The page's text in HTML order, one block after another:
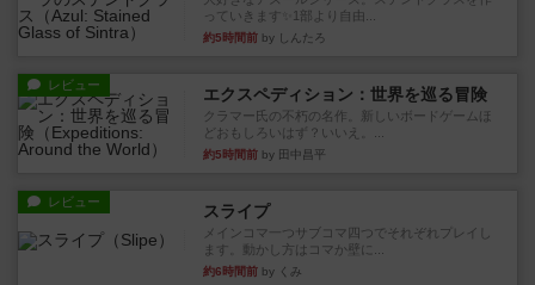
っていきます✨1部より自由...
約5時間前 by しんたろ
レビュー エクスペディション：世界を巡る冒険
クラマー氏の不朽の名作。新しいボードゲームほ
どおもしろいはず？いいえ。...
約5時間前 by 田中昌平
レビュー スライプ
メインコマ一つサブコマ四つでそれぞれプレイし
ます。動かし方はコマか壁に...
約6時間前 by くみ